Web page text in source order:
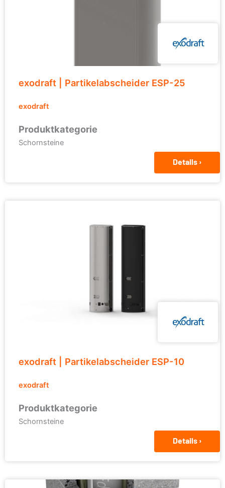
exodraft | Partikelabscheider ESP-25
exodraft
Produktkategorie
Schornsteine
Details ›
exodraft | Partikelabscheider ESP-10
exodraft
Produktkategorie
Schornsteine
Details ›